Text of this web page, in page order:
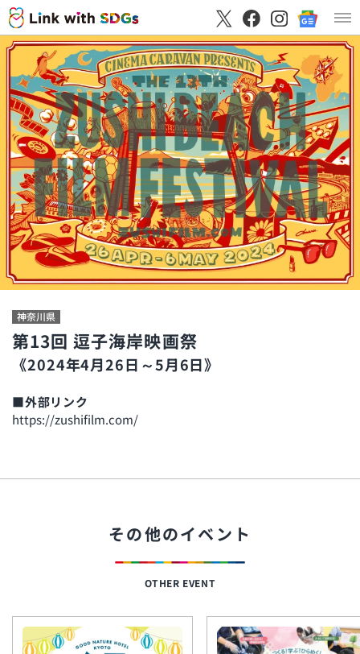
神奈川県
第13回 逗子海岸映画祭
《2024年4月26日～5月6日》
■外部リンク
https://zushifilm.com/
その他のイベント
OTHER EVENT